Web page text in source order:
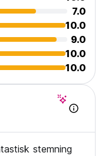
7.0
10.0
9.0
10.0
10.0
stemning